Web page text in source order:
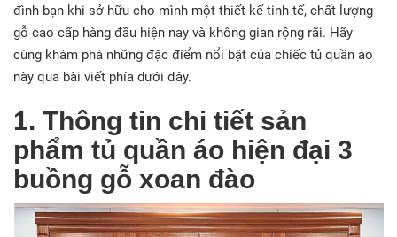
đình bạn khi sở hữu cho mình một thiết kế tinh tế, chất lượng
gỗ cao cấp hàng đầu hiện nay và không gian rộng rãi. Hãy
cùng khám phá những đặc điểm nổi bật của chiếc tủ quần áo
này qua bài viết phía dưới đây.
1. Thông tin chi tiết sản
phẩm tủ quần áo hiện đại 3
buồng gỗ xoan đào